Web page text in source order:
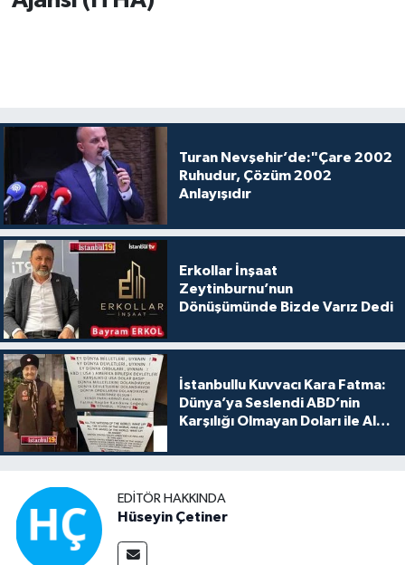
Turan Nevşehir’de:"Çare 2002
Ruhudur, Çözüm 2002
Anlayışıdır
Erkollar İnşaat
Zeytinburnu’nun
Dönüşümünde Bizde Varız Dedi
İstanbullu Kuvvacı Kara Fatma:
Dünya’ya Seslendi ABD’nin
Karşılığı Olmayan Doları ile Alış
EDITÖR HAKKINDA
Hüseyin Çetiner